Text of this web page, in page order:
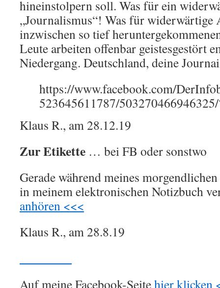
hineinstolpern soll. Was für ein
„Journalismus“! Was für widerwärtige
inzwischen so tief
Leute arbeiten offenbar geistesgestört
Niedergang. Deutschland, deine
https://www.facebook.com/
523645611787/
Klaus R., am 28.12.19
Zur Etikette … bei FB oder sonstwo
Gerade während meines
in meinem elektronischen Notizbuch
anhören <<<
Klaus R., am 28.8.19
Auf meine Facebook-Seitehier klicken